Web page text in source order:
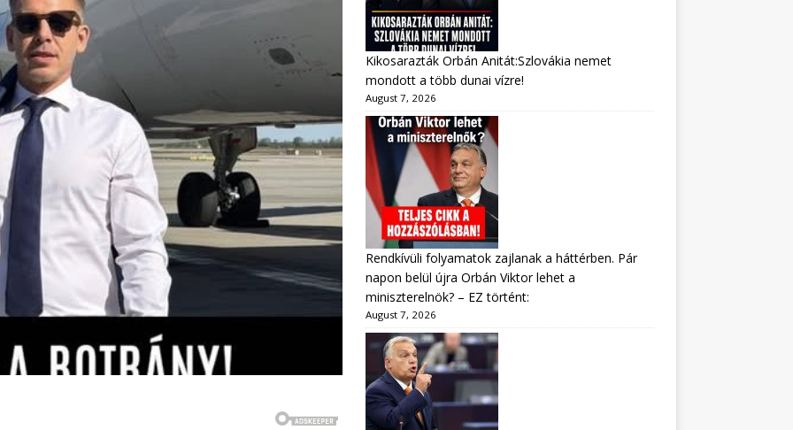
Kikosarazták Orbán Anitát:Szlovákia nemet
mondott a több dunai vízre!
August 7, 2026
Rendkívüli folyamatok zajlanak a háttérben. Pár
napon belül újra Orbán Viktor lehet a
miniszterelnök? – EZ történt:
August 7, 2026